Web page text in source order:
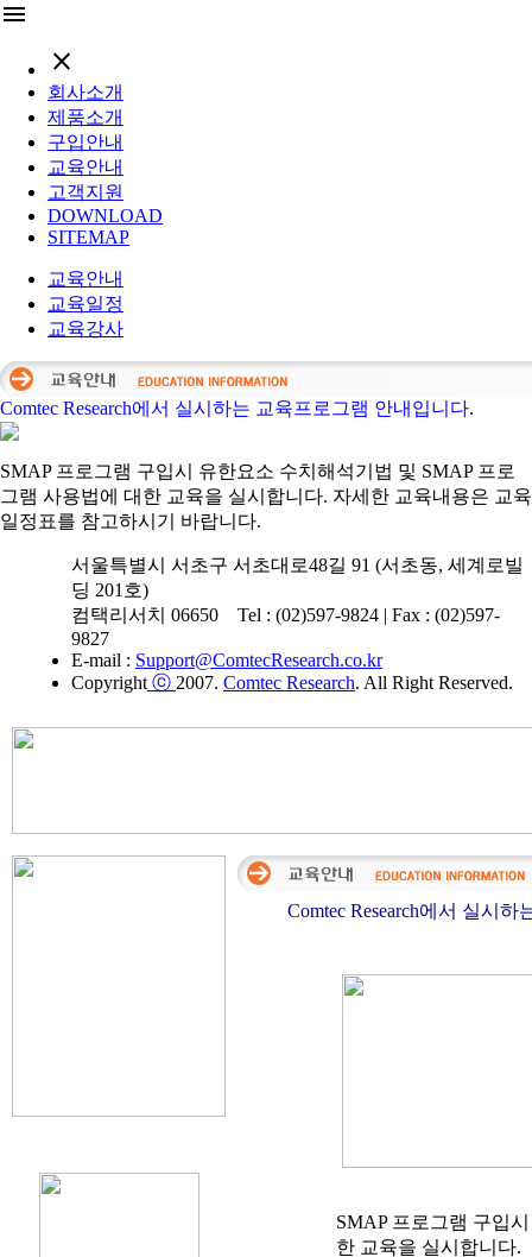
menu
close
회사소개
제품소개
구입안내
교육안내
고객지원
DOWNLOAD
SITEMAP
교육안내
교육일정
교육강사
Comtec Research에서 실시하는 교육프로그램 안내입니다.
SMAP 프로그램 구입시 유한요소 수치해석기법 및 SMAP 프로
그램 사용법에 대한 교육을 실시합니다. 자세한 교육내용은 교육
일정표를 참고하시기 바랍니다.
서울특별시 서초구 서초대로48길 91 (서초동, 세계로빌
딩 201호)
컴택리서치 06650 Tel : (02)597-9824 | Fax : (02)597-
9827
E-mail : Support@ComtecResearch.co.kr
Copyright ⓒ 2007. Comtec Research. All Right Reserved.
Comtec Research에서 실시
SMAP 프로그램 구입
한 교육을 실시합니다.